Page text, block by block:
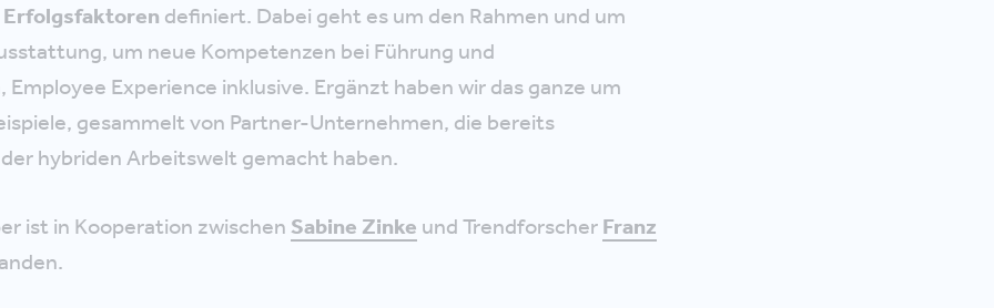
Erfolgsfaktoren definiert. Dabei geht es um den Rahmen und um
um neue Kompetenzen bei Führung und
Experience inklusive. Ergänzt haben wir das ganze um
gesammelt von Partner-Unternehmen, die bereits
hybriden Arbeitswelt gemacht haben.
ist in Kooperation zwischen Sabine Zinke und Trendforscher Franz